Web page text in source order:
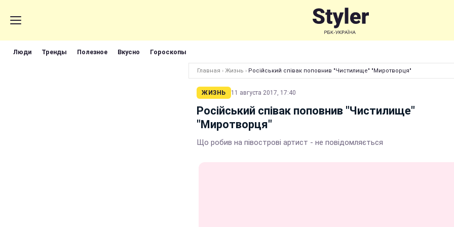
Люди Тренды Полезное Вкусно Гороскопы
Главная › Жизнь › Російський співак поповнив "Чистилище" "Миротворця"
ЖИЗНЬ 11 августа 2017, 17:40
Російський співак поповнив "Чистилище"
"Миротворця"
Що робив на півострові артист - не повідомляється